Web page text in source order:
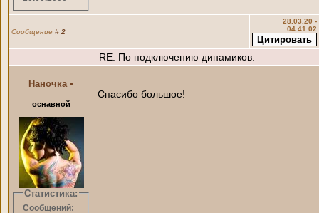
Сообщение # 2
28.03.20 -
04:41:02
RE: По подключению динамиков.
Наночка •
оснавной
Статистика:
Сообщений:
Спасибо большое!